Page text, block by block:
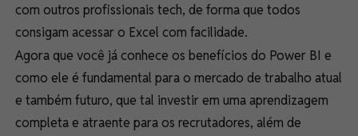
com outros profissionais tech, de forma que todos
consigam acessar o Excel com facilidade.
Agora que você já conhece os benefícios do Power BI e
como ele é fundamental para o mercado de trabalho atual
e também futuro, que tal investir em uma aprendizagem
completa e atraente para os recrutadores, além de